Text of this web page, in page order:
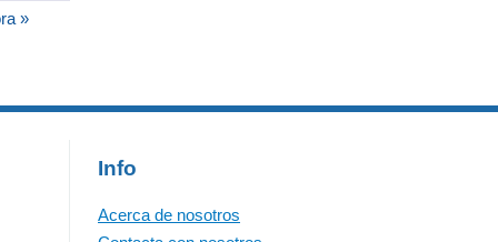
»
Info
Acerca de nosotros